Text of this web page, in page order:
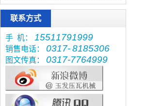
联系方式
手 机： 15511791999
销售电话： 0317-8185306
图文传真： 0317-7764999